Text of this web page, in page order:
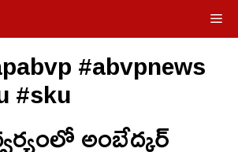
#abvpnews
#sku
అంబేద్కర్